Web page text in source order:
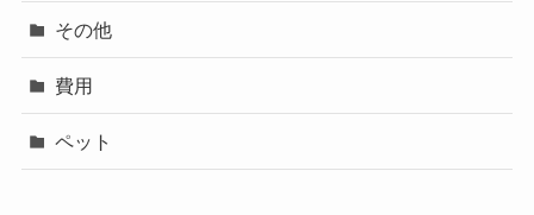
その他
費用
ペット